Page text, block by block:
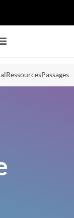
RessourcesPassages